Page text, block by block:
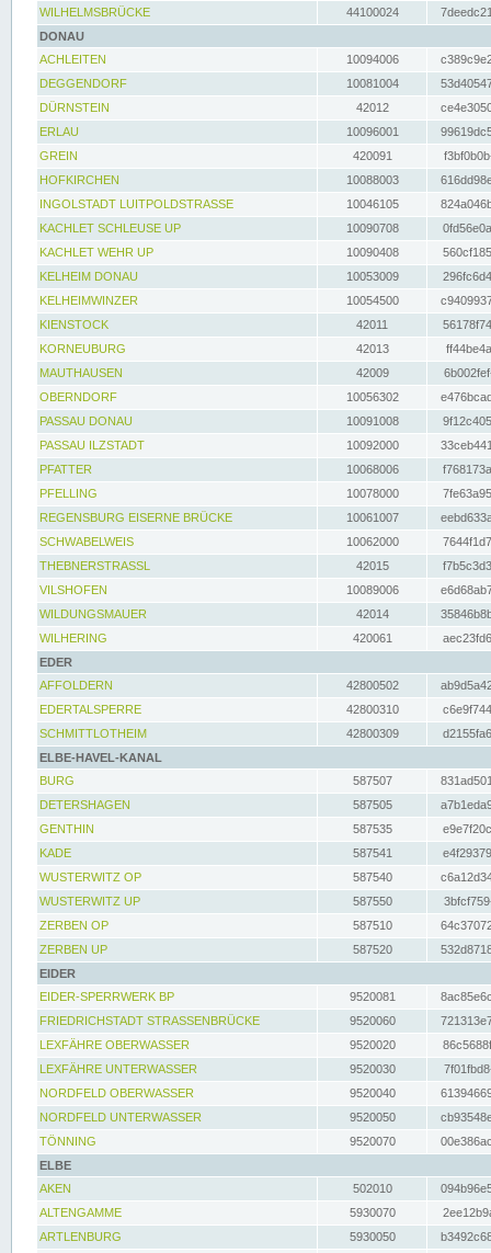
WILHELMSBRÜCKE
44100024
DONAU
ACHLEITEN
10094006
DEGGENDORF
10081004
DÜRNSTEIN
42012
ERLAU
10096001
GREIN
420091
HOFKIRCHEN
10088003
INGOLSTADT LUITPOLDSTRASSE
10046105
KACHLET SCHLEUSE UP
10090708
KACHLET WEHR UP
10090408
KELHEIM DONAU
10053009
KELHEIMWINZER
10054500
KIENSTOCK
42011
KORNEUBURG
42013
MAUTHAUSEN
42009
OBERNDORF
10056302
PASSAU DONAU
10091008
PASSAU ILZSTADT
10092000
PFATTER
10068006
PFELLING
10078000
REGENSBURG EISERNE BRÜCKE
10061007
SCHWABELWEIS
10062000
THEBNERSTRASSL
42015
VILSHOFEN
10089006
WILDUNGSMAUER
42014
WILHERING
420061
EDER
AFFOLDERN
42800502
EDERTALSPERRE
42800310
SCHMITTLOTHEIM
42800309
ELBE-HAVEL-KANAL
BURG
587507
DETERSHAGEN
587505
GENTHIN
587535
KADE
587541
WUSTERWITZ OP
587540
WUSTERWITZ UP
587550
ZERBEN OP
587510
ZERBEN UP
587520
EIDER
EIDER-SPERRWERK BP
9520081
FRIEDRICHSTADT STRASSENBRÜCKE
9520060
LEXFÄHRE OBERWASSER
9520020
LEXFÄHRE UNTERWASSER
9520030
NORDFELD OBERWASSER
9520040
NORDFELD UNTERWASSER
9520050
TÖNNING
9520070
ELBE
AKEN
502010
ALTENGAMME
5930070
ARTLENBURG
5930050